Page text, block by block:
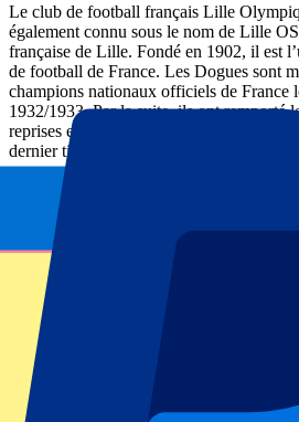
Le club de football français Lille
également connu sous le nom de Lille
française de Lille. Fondé en 1902, il est
de football de France. Les Dogues sont
champions nationaux officiels de France
1932/1933. Par la suite, ils ont remporté
reprises et la Coupe de France à six
dernier titre national lors de la saison